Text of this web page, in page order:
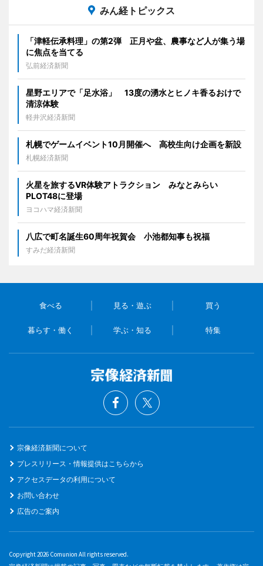
みん経トピックス
「津軽伝承料理」の第2弾 正月や盆、農事など人が集う場
に焦点を当てる
弘前経済新聞
星野エリアで「足水浴」 13度の湧水とヒノキ香るおけで
清涼体験
軽井沢経済新聞
札幌でゲームイベント10月開催へ 高校生向け企画を新設
札幌経済新聞
火星を旅するVR体験アトラクション みなとみらい
PLOT48に登場
ヨコハマ経済新聞
八広で町名誕生60周年祝賀会 小池都知事も祝福
すみだ経済新聞
食べる 見る・遊ぶ 買う
暮らす・働く 学ぶ・知る 特集
宗像経済新聞について
プレスリリース・情報提供はこちらから
アクセスデータの利用について
お問い合わせ
広告のご案内
Copyright 2026 Comunion All rights reserved.